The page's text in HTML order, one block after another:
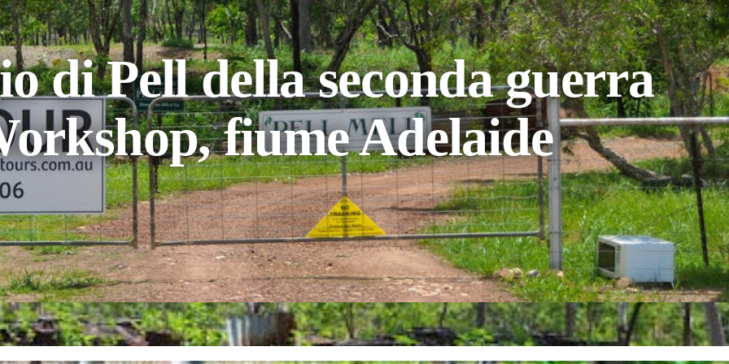
di Pell della seconda guerra
fiume Adelaide